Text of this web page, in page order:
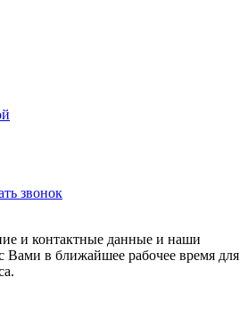
звонок
и контактные данные и наши
Вами в ближайшее рабочее время для